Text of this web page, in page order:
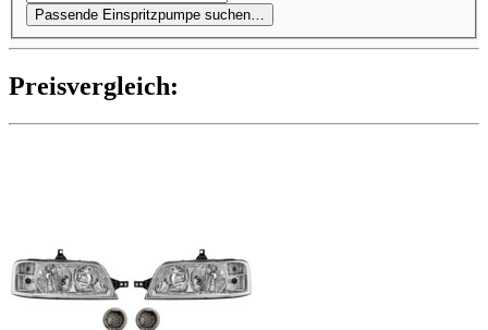
Passende Einspritzpumpe suchen…
Preis­ver­gleich: